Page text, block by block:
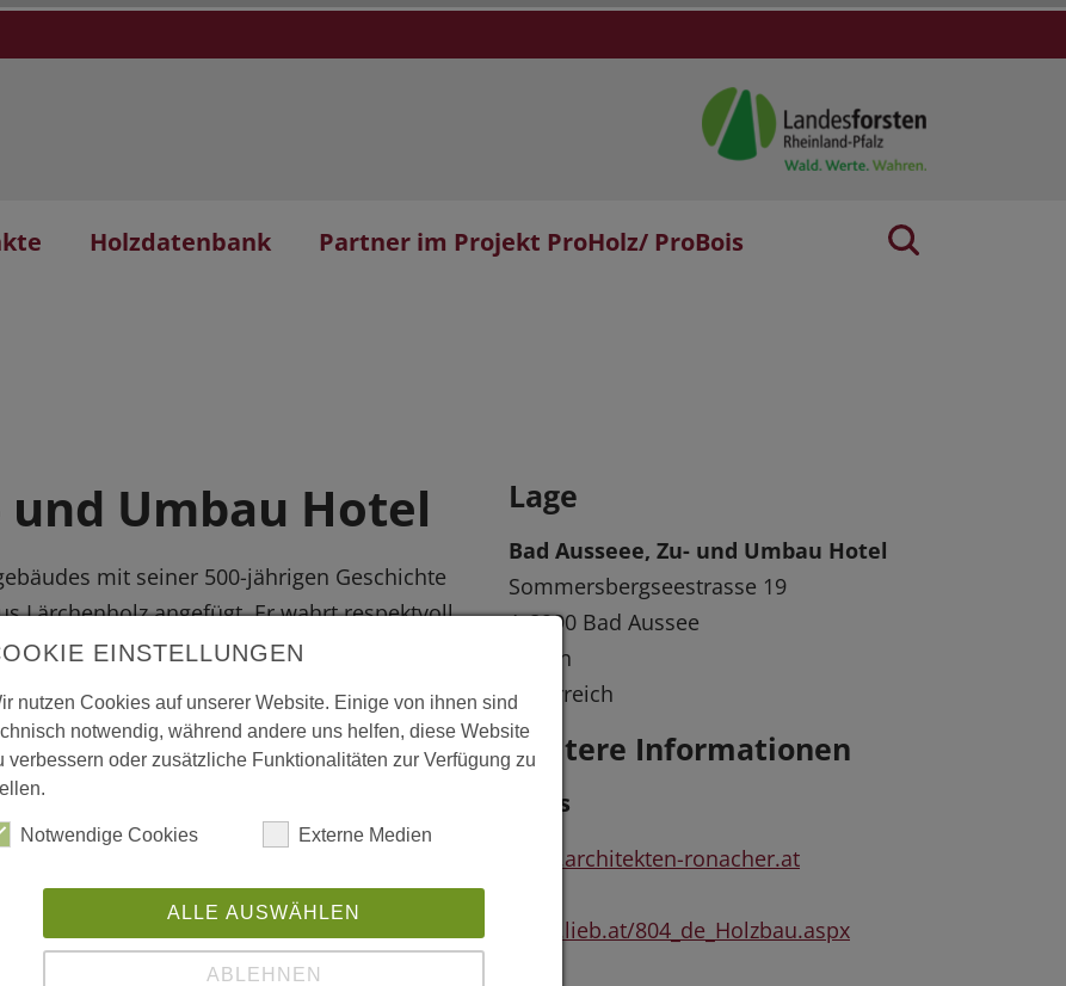
Holzdatenbank
Partner im Projekt ProHolz/ ProBois
und Umbau Hotel
mit seiner 500-jährigen Geschichte
Lärchenholz angefügt. Er wahrt respektvoll
dem alten Gebäude optischen den
touristische Bauten
Lage
Bad Ausseee, Zu- und Umbau Hotel
Sommersbergseestrasse 19
A-8990 Bad Aussee
Liezen
Österreich
Weitere Informationen
Links
www.architekten-ronacher.at
www.lieb.at/804_de_Holzbau.aspx
EINSTELLUNGEN
nutzen Cookies auf unserer Website. Einige von ihnen sind
notwendig, während andere uns helfen, diese Website
verbessern oder zusätzliche Funktionalitäten zur Verfügung zu
Notwendige Cookies Externe Medien
ALLE AUSWÄHLEN
ABLEHNEN